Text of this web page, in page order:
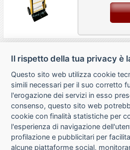
CHI SIAMO
Il rispetto della tua privacy è
Questo sito web utilizza cookie
simili necessari per il suo corretto
l'erogazione dei servizi in esso
consenso, questo sito web
cookie con finalità statistiche per
l'esperienza di navigazione
profilazione e pubblicitari per
alcune piattaforme social,